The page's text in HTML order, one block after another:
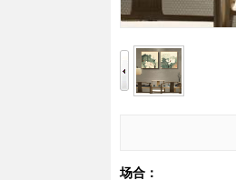
场合：